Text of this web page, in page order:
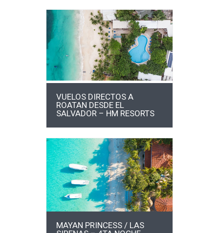
MÁS INFO
VUELOS DIRECTOS A
ROATAN DESDE EL
SALVADOR – HM RESORTS
MÁS INFO
MAYAN PRINCESS / LAS